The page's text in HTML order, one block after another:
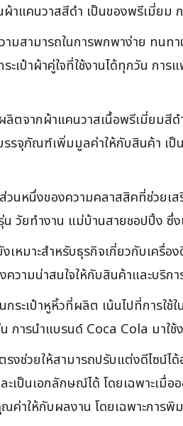
าแคนวาสสีดำ เป็นของพรีเมี่ยม
มสามารถในการพกพาง่าย ทนทา
ระเป๋าผ้าคู่ใจที่ใช้งานได้ทุกวัน
ลิตจากผ้าแคนวาสเนื้อพรีเมี่ยมสี
บรรจุภัณฑ์เพิ่มมูลค่าให้กับสินค้า
ส่วนหนึ่งของความคลาสสิคที่ช่วย
น วัยทำงาน แม่บ้านสายชอปปิ้ง ซึ่
เหมาะสำหรับธุรกิจเกี่ยวกับเครื่
วามน่าสนใจให้กับสินค้าและบริก
กระเป๋าหูหิ้วที่ผลิต เน้นไปที่การใ
การนำแบรนด์ Coca Cola มา
รงช่วยให้สามารถปรับแต่งดีไซน์
ป็นเอกลักษณ์ได้ โดยเฉพาะเมื่
ค่าให้กับผลงาน โดยเฉพาะกา